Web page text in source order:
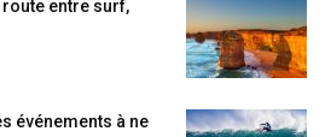
route entre surf,
événements à ne